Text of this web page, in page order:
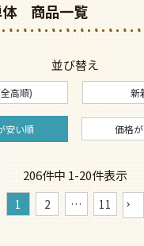
体 商品一覧
並び替え
高順) 新
安い順 価格
206件中 1-20件表示
1 2 … 11